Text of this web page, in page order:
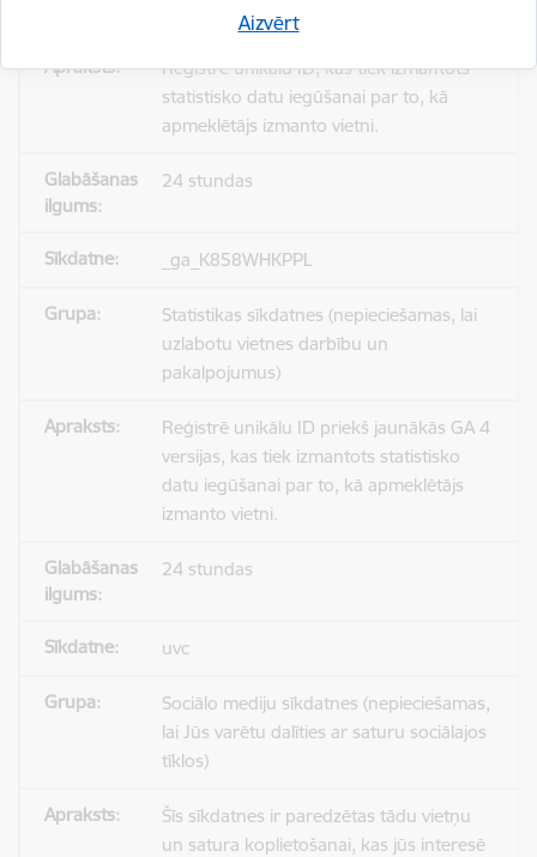
Aizvērt
pakalpojumus)
Reģistrē unikālu ID, kas tiek izmantots
statistisko datu iegūšanai par to, kā
apmeklētājs izmanto vietni.
24 stundas
_ga_K858WHKPPL
Statistikas sīkdatnes (nepieciešamas, lai
uzlabotu vietnes darbību un
pakalpojumus)
Reģistrē unikālu ID priekš jaunākās GA 4
versijas, kas tiek izmantots statistisko
datu iegūšanai par to, kā apmeklētājs
izmanto vietni.
24 stundas
uvc
Sociālo mediju sīkdatnes (nepieciešamas,
lai Jūs varētu dalīties ar saturu sociālajos
tīklos)
Šīs sīkdatnes ir paredzētas tādu vietņu
un satura koplietošanai, kas jūs interesē